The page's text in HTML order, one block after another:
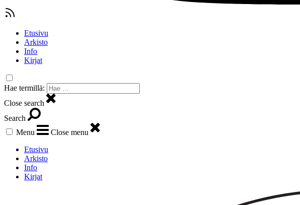
Etusivu
Arkisto
Info
Kirjat
Hae termillä:
Close search
Search
Menu
Close menu
Etusivu
Arkisto
Info
Kirjat